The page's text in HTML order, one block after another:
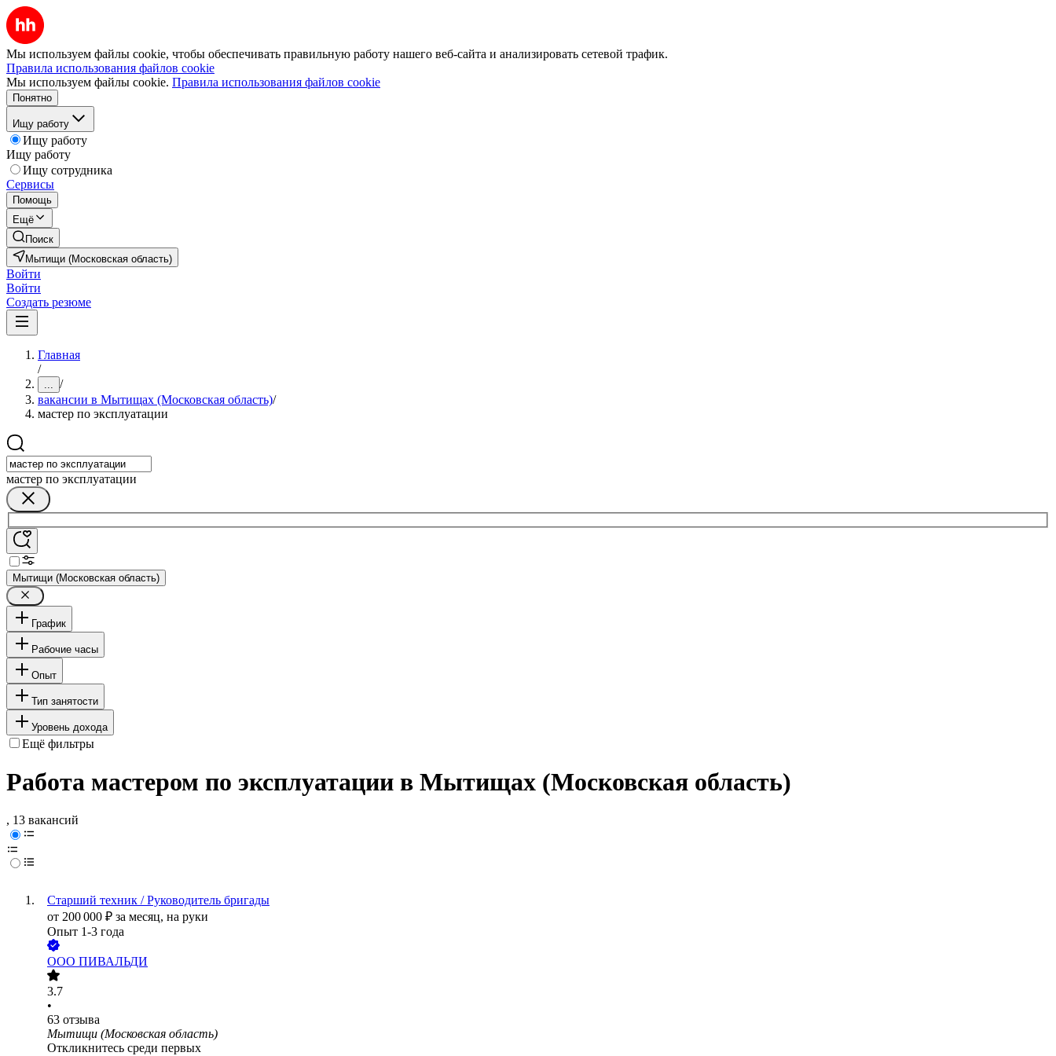
Мы используем файлы cookie, чтобы обеспечивать правильную работу нашего веб-сайта и анализировать сетевой трафик.
Правила использования файлов cookie
Мы используем файлы cookie. Правила использования файлов cookie
Понятно
Ищу работу
Ищу работу
Ищу работу
Ищу сотрудника
Сервисы
Помощь
Ещё
Поиск
Мытищи (Московская область)
Войти
Войти
Создать резюме
Главная
/
... /
вакансии в Мытищах (Московская область)/
мастер по эксплуатации
мастер по эксплуатации
Мытищи (Московская область)
График
Рабочие часы
Опыт
Тип занятости
Уровень дохода
Ещё фильтры
Работа мастером по эксплуатации в Мытищах (Московская область)
, 13 вакансий
Старший техник / Руководитель бригады
от 200 000 ₽ за месяц, на руки
Опыт 1-3 года
ООО ПИВАЛЬДИ
3.7
•
63 отзыва
Мытищи (Московская область)
Откликнитесь среди первых